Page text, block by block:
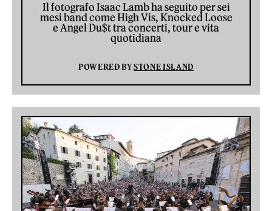
Il fotografo Isaac Lamb ha seguito per sei
mesi band come High Vis, Knocked Loose
e Angel Du$t tra concerti, tour e vita
quotidiana
POWERED BYSTONE ISLAND